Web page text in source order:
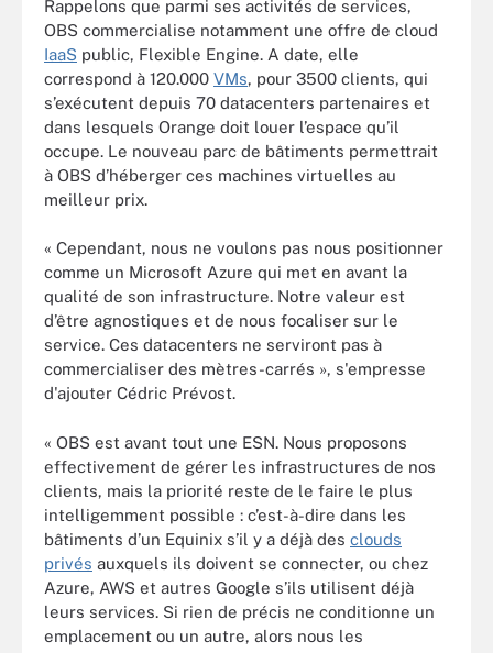
Rappelons que parmi ses activités de services,
OBS commercialise notamment une offre de cloud
IaaS public, Flexible Engine. A date, elle
correspond à 120.000 VMs, pour 3500 clients, qui
s’exécutent depuis 70 datacenters partenaires et
dans lesquels Orange doit louer l’espace qu’il
occupe. Le nouveau parc de bâtiments permettrait
à OBS d’héberger ces machines virtuelles au
meilleur prix.
« Cependant, nous ne voulons pas nous positionner
comme un Microsoft Azure qui met en avant la
qualité de son infrastructure. Notre valeur est
d’être agnostiques et de nous focaliser sur le
service. Ces datacenters ne serviront pas à
commercialiser des mètres-carrés », s'empresse
d'ajouter Cédric Prévost.
« OBS est avant tout une ESN. Nous proposons
effectivement de gérer les infrastructures de nos
clients, mais la priorité reste de le faire le plus
intelligemment possible : c’est-à-dire dans les
bâtiments d’un Equinix s’il y a déjà des clouds
privés auxquels ils doivent se connecter, ou chez
Azure, AWS et autres Google s’ils utilisent déjà
leurs services. Si rien de précis ne conditionne un
emplacement ou un autre, alors nous les